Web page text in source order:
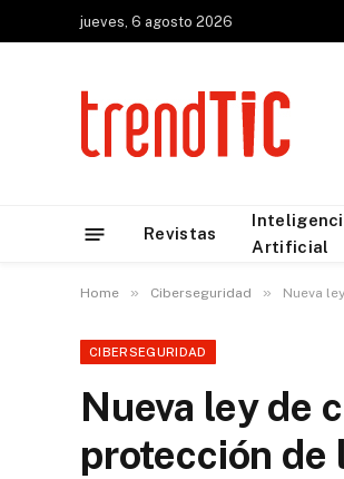
jueves, 6 agosto 2026
Revistas
Artificial
Home » Ciberseguridad » Nueva
CIBERSEGURIDAD
Nueva ley de
protección